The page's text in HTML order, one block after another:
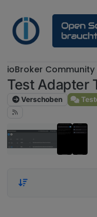
ioBroker Community
Test Adapter
Verschoben